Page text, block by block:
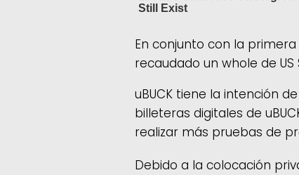
En conjunto con la
recaudado un whole de US
uBUCK tiene la intención
billeteras digitales de
realizar más pruebas de
Debido a la colocación